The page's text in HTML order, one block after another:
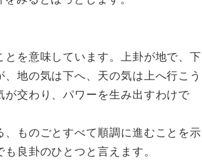
とを意味しています。上卦が地で、下
地の気は下へ、天の気は上へ行こう
交わり、パワーを生み出すわけで
ものごとすべて順調に進むことを示
良卦のひとつと言えます。